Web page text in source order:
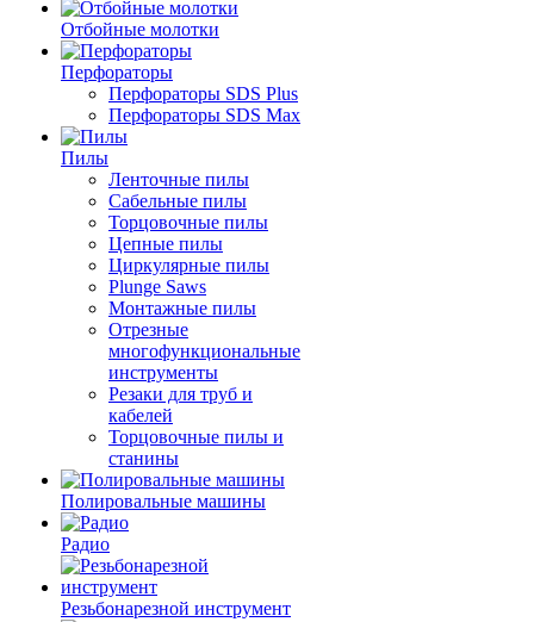
Отбойные молотки
Перфораторы
Перфораторы SDS Plus
Перфораторы SDS Max
Пилы
Ленточные пилы
Сабельные пилы
Торцовочные пилы
Цепные пилы
Циркулярные пилы
Plunge Saws
Монтажные пилы
Отрезные
многофункциональные
инструменты
Резаки для труб и
кабелей
Торцовочные пилы и
станины
Полировальные машины
Радио
Резьбонарезной инструмент